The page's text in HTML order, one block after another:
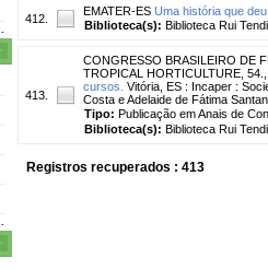
412.
EMATER-ES Uma história que
Biblioteca(s): Biblioteca Rui
413.
CONGRESSO BRASILEIRO DE
TROPICAL HORTICULTURE,
cursos. Vitória, ES : Incaper :
Costa e Adelaide de Fátima
Tipo: Publicação em Anais de
Biblioteca(s): Biblioteca Rui
Registros recuperados : 413